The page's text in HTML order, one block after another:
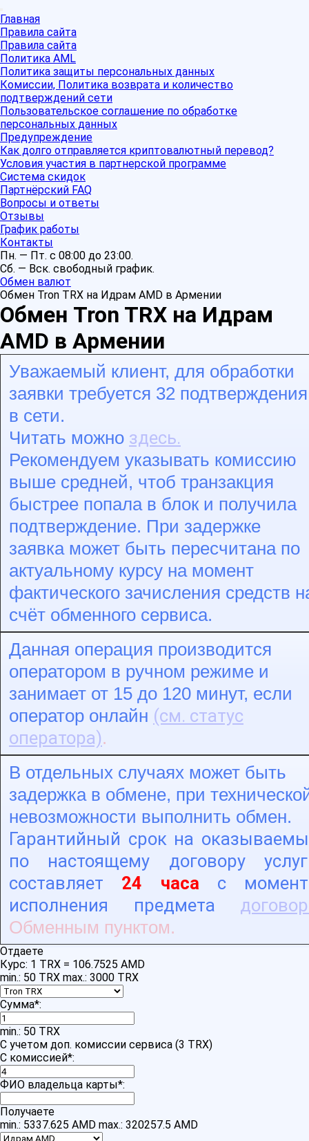
Главная
Правила сайта
Правила сайта
Политика AML
Политика защиты персональных данных
Комиссии, Политика возврата и количество
подтверждений сети
Пользовательское соглашение по обработке
персональных данных
Предупреждение
Как долго отправляется криптовалютный перевод?
Условия участия в партнерской программе
Система скидок
Партнёрский FAQ
Вопросы и ответы
Отзывы
График работы
Контакты
Пн. — Пт. с 08:00 до 23:00.
Сб. — Вск. свободный график.
Обмен валют
Обмен Tron TRX на Идрам AMD в Армении
Обмен Tron TRX на Идрам
AMD в Армении
Уважаемый клиент, для обработки
заявки требуется 32 подтверждения
в сети.
Читать можно здесь.
Рекомендуем указывать комиссию
выше средней, чтоб транзакция
быстрее попала в блок и получила
подтверждение. При задержке
заявка может быть пересчитана по
актуальному курсу на момент
фактического зачисления средств
счёт обменного сервиса.
Данная операция производится
оператором в ручном режиме и
занимает от 15 до 120 минут, если
оператор онлайн (см. статус
оператора).
В отдельных случаях может быть
задержка в обмене, при
невозможности выполнить обмен.
Гарантийный срок на
по настоящему договору
составляет 24 часа с
исполнения предмета
Обменным пунктом.
Отдаете
Курс: 1 TRX = 106.7525 AMD
min.: 50 TRX max.: 3000 TRX
Сумма*:
min.: 50 TRX
С учетом доп. комиссии сервиса (3 TRX)
С комиссией*:
ФИО владельца карты*:
Получаете
min.: 5337.625 AMD max.: 320257.5 AMD